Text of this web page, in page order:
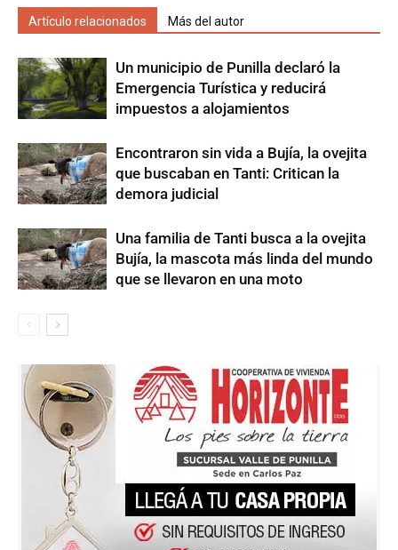
Artículo relacionados Más del autor
Un municipio de Punilla declaró la
Emergencia Turística y reducirá
impuestos a alojamientos
Encontraron sin vida a Bujía, la ovejita
que buscaban en Tanti: Critican la
demora judicial
Una familia de Tanti busca a la ovejita
Bujía, la mascota más linda del mundo
que se llevaron en una moto